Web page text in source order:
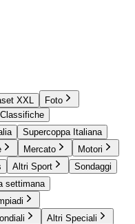
XXL
Foto
Supercoppa Italiana
Mercato
Motori
Altri Sport
Sondaggi
settimana
Altri Speciali